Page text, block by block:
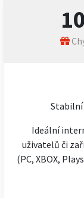
Ideální
uživatelů či
(PC, XBOX,